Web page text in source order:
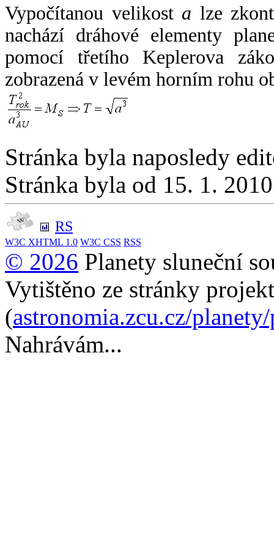
Vypočítanou velikost a lze
nachází dráhové elementy
pomocí třetího Keplerova
zobrazená v levém horním rohu
Stránka byla naposledy
Stránka byla od 15. 1.
RS
W3C XHTML 1.0 W3C CSS RSS
© 2026 Planety sluneční
Vytištěno ze stránky
(astronomia.zcu.cz/
Nahrávám...